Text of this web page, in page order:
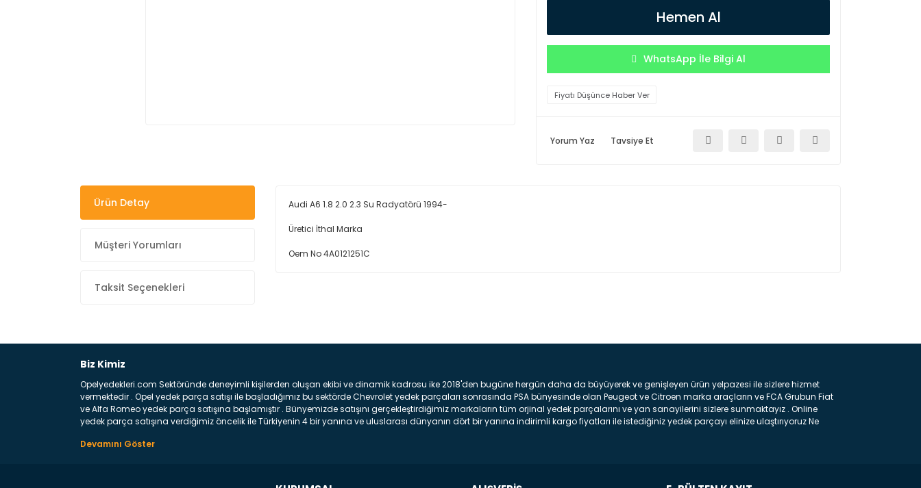
Hemen Al
WhatsApp İle Bilgi Al
Fiyatı Düşünce Haber Ver
Yorum Yaz Tavsiye Et
Ürün Detay
Müşteri Yorumları
Taksit Seçenekleri
Audi A6 1.8 2.0 2.3 Su Radyatörü 1994-
Üretici İthal Marka
Oem No 4A0121251C
Biz Kimiz
Opelyedekleri.com Sektöründe deneyimli kişilerden oluşan ekibi ve dinamik kadrosu ike 2018'den bugüne hergün daha da büyüyerek ve genişleyen ürün yelpazesi ile sizlere hizmet
vermektedir . Opel yedek parça satışı ile başladığımız bu sektörde Chevrolet yedek parçaları sonrasında PSA bünyesinde olan Peugeot ve Citroen marka araçların ve FCA Grubun Fiat
ve Alfa Romeo yedek parça satışına başlamıştır . Bünyemizde satışını gerçekleştirdiğimiz markaların tüm orjinal yedek parçalarını ve yan sanayilerini sizlere sunmaktayız . Online
yedek parça satışına verdiğimiz öncelik ile Türkiyenin 4 bir yanına ve uluslarası dünyanın dört bir yanına indirimli kargo fiyatları ile istediğiniz yedek parçayı elinize ulaştırıyoruz Ne
belirttiğimiz parçalar sizlere fikir sağlayacaktır. Ön Tampon : Aracınızın ön kısmında bulunan plastik darbe emici amacı ile yapılmış olan kaporta aksam parçasıdır. Çamurluk :
üretilmiş disk ile teması sayesinde durmayı sağlayan aksam parçadır . Fren Diski : Aracımızın ön ve arka tekerlerinde bulunan frenleme ana elemanıdır . Hangi Araçlara Yedek Parça